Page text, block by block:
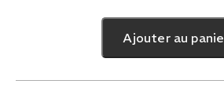
Balle
Arc
en
Ajouter au